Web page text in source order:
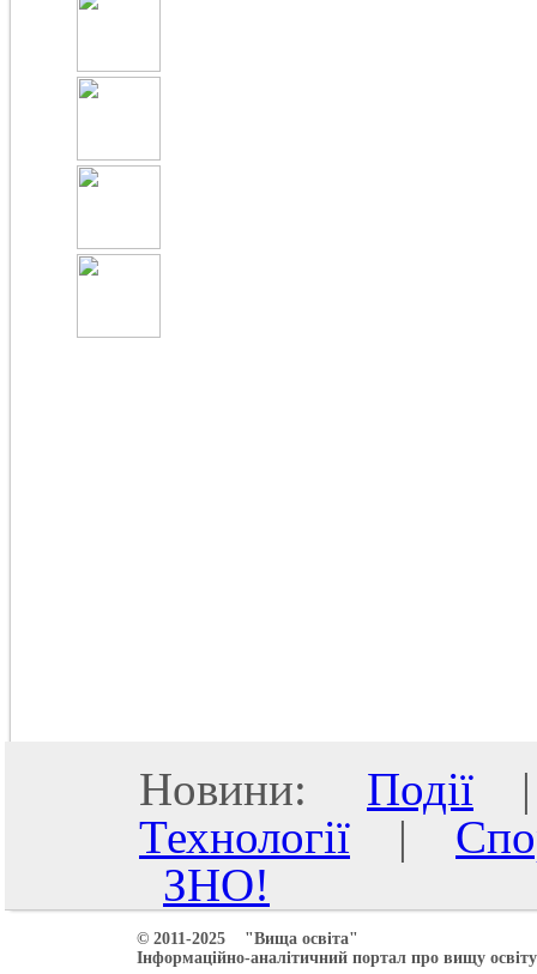
Новини: Події
Технології |
ЗНО!
© 2011-2025 "Вища освіта"
Інформаційно-аналітичний портал про вищу